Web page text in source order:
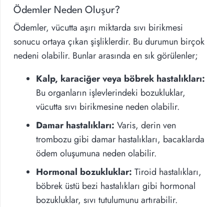
Ödemler Neden Oluşur?
Ödemler, vücutta aşırı miktarda sıvı birikmesi
sonucu ortaya çıkan şişliklerdir. Bu durumun birçok
nedeni olabilir. Bunlar arasında en sık görülenler;
Kalp, karaciğer veya böbrek hastalıkları:
Bu organların işlevlerindeki bozukluklar,
vücutta sıvı birikmesine neden olabilir.
Damar hastalıkları: Varis, derin ven
trombozu gibi damar hastalıkları, bacaklarda
ödem oluşumuna neden olabilir.
Hormonal bozukluklar: Tiroid hastalıkları,
böbrek üstü bezi hastalıkları gibi hormonal
bozukluklar, sıvı tutulumunu artırabilir.